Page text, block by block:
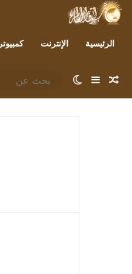
الرئيسية الإنترنت كمبيوتر
مقال عشوائي
إضافة عمود جانبي
الوضع المظلم